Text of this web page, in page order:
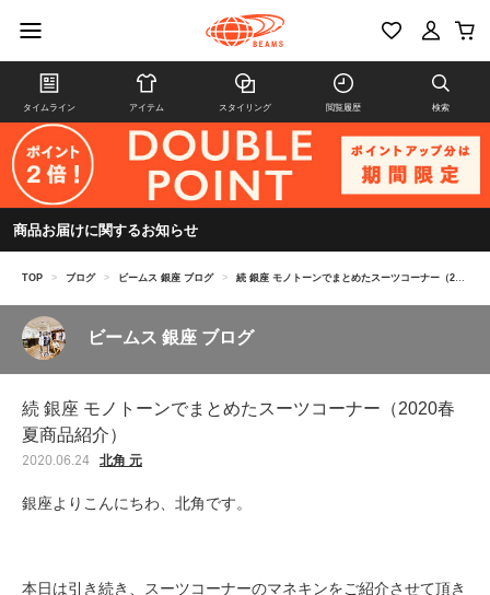
タイムライン アイテム スタイリング 閲覧履歴 検索
商品お届けに関するお知らせ
TOP > ブログ > ビームス 銀座 ブログ > 続 銀座 モノトーンでまとめたスーツコーナー（2020春夏商品紹介）
ビームス 銀座 ブログ
続 銀座 モノトーンでまとめたスーツコーナー（2020春
夏商品紹介）
2020.06.24 北角 元
銀座よりこんにちわ、北角です。
本日は引き続き、スーツコーナーのマネキンをご紹介させて頂き